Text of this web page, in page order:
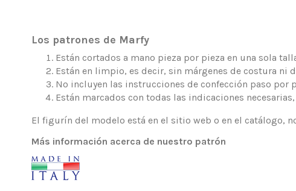
Los patrones de Marfy
Están cortados a mano pieza por pieza en una sola
Están en limpio, es decir, sin márgenes de costura ni
No incluyen las instrucciones de confección paso por
Están marcados con todas las indicaciones
El figurín del modelo está en el sitio web o en el catálogo,
Más información acerca de nuestro patrón